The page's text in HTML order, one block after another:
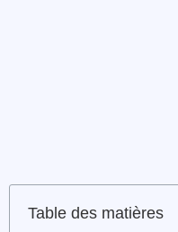
Table des matières